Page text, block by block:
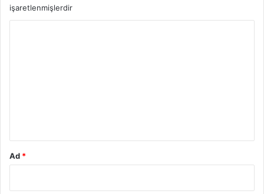
işaretlenmişlerdir
Ad *